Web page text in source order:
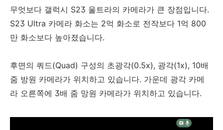
무엇보다 갤럭시 S23 울트라의 카메라가 큰 장점입니다.
S23 Ultra 카메라 화소는 2억 화소로 전작보다 1억 800
만 화소보다 높아졌습니다.
후면의 쿼드(Quad) 구성의 초광각(0.5x), 광각(1x), 10배
줌 방원 카메라가 위치하고 있습니다. 가운데 광각 카메
라 오른쪽에 3배 줌 망원 카메라가 위치하고 있습니다.